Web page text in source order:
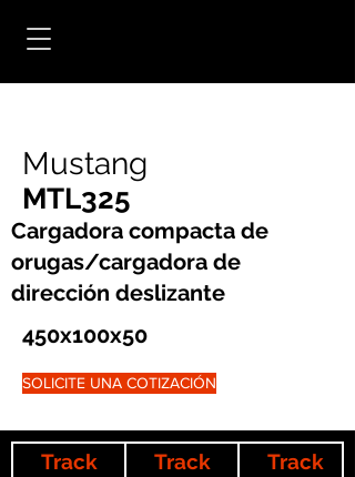
Mustang
MTL325
Cargadora compacta de
orugas/cargadora de
dirección deslizante
450x100x50
SOLICITE UNA COTIZACIÓN
Track
Track
Track